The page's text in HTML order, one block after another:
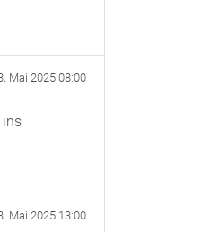
Mai 2025 08:00
ins
Mai 2025 13:00